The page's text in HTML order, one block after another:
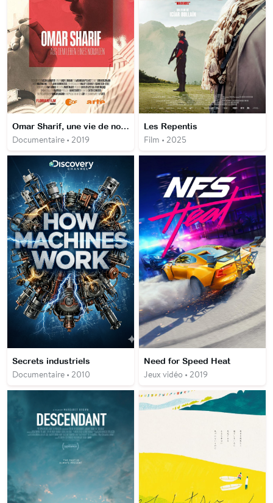
Omar Sharif, une vie de nomade
Documentaire • 2019
Les Repentis
Film • 2025
Secrets industriels
Documentaire • 2010
Need for Speed Heat
Jeux vidéo • 2019